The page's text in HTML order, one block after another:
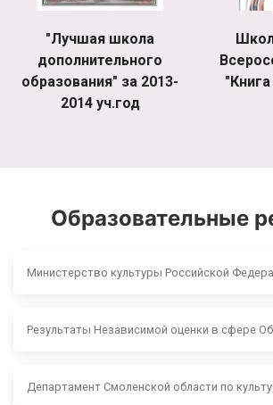
"Лучшая школа
дополнительного
образования" за 2013-
2014 уч.год
Образовательные
Министерство культуры Российской
Результаты Независимой оценки в сфере
Департамент Смоленской области по